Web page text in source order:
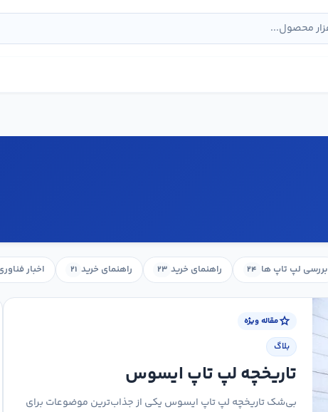
بررسی لپ تاپ ها ۲۴ راهنمای خرید ۲۳ راهنمای خرید ۲۱ اخبار
starمقاله ویژه
بلاگ
تاریخچه لپ تاپ ایسوس
بی‌شک تاریخچه لپ تاپ ایسوس یکی از جذاب‌ترین موضوعات برای